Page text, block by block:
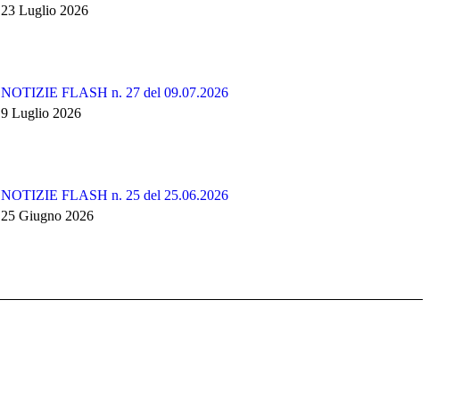
23 Luglio 2026
NOTIZIE FLASH n. 27 del 09.07.2026
9 Luglio 2026
NOTIZIE FLASH n. 25 del 25.06.2026
25 Giugno 2026